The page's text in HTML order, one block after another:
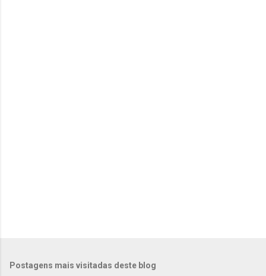
Postagens mais visitadas deste blog